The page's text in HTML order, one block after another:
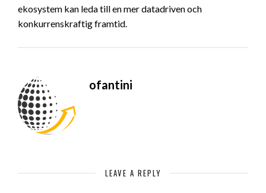
ekosystem kan leda till en mer datadriven och
konkurrenskraftig framtid.
ofantini
LEAVE A REPLY